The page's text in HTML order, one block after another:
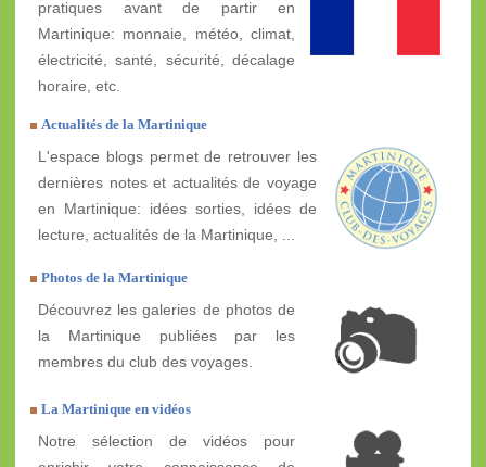
pratiques avant de partir en
Martinique: monnaie, météo, climat,
électricité, santé, sécurité, décalage
horaire, etc.
Actualités de la Martinique
L'espace blogs permet de retrouver les
dernières notes et actualités de voyage
en Martinique: idées sorties, idées de
lecture, actualités de la Martinique, ...
Photos de la Martinique
Découvrez les galeries de photos de
la Martinique publiées par les
membres du club des voyages.
La Martinique en vidéos
Notre sélection de vidéos pour